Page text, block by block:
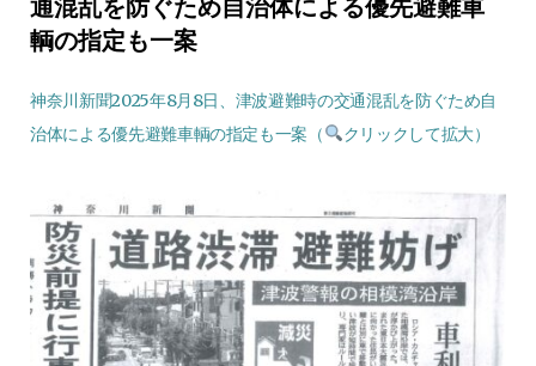
通混乱を防ぐため自治体による優先避難車
輌の指定も一案
神奈川新聞2025年8月8日、津波避難時の交通混乱を防ぐため自
治体による優先避難車輌の指定も一案（
クリックして拡大）